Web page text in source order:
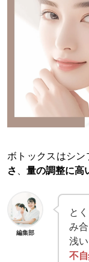
ボトックスはシン
さ
量の調整に高
編集部
と
み
浅
不